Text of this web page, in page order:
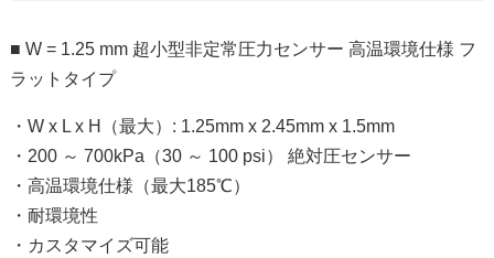
■ W = 1.25 mm 超小型非定常圧力センサー 高温環境仕様 フ
ラットタイプ
・W x L x H（最大）: 1.25mm x 2.45mm x 1.5mm
・200 ～ 700kPa（30 ～ 100 psi） 絶対圧センサー
・高温環境仕様（最大185℃）
・耐環境性
・カスタマイズ可能